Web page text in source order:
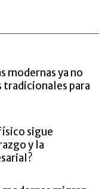
modernas ya no
tradicionales para
sigue
y la